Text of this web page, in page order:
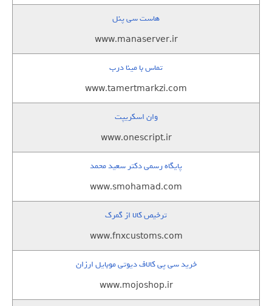
هاست سی پنل
www.manaserver.ir
تماس با مینا درب
www.tamertmarkzi.com
وان اسکریپت
www.onescript.ir
پایگاه رسمی دکتر سعید محمد
www.smohamad.com
ترخیص کالا از گمرک
www.fnxcustoms.com
خرید سی پی کالاف دیوتی موبایل ارزان
www.mojoshop.ir